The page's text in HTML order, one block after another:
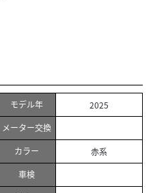
モデル年
2025
メーター交換
カラー
赤系
車検